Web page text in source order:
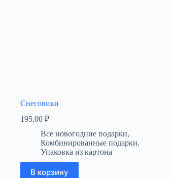
Снеговики
195,00 ₽
Все новогодние подарки,
Комбинированные подарки,
Упаковка из картона
В корзину